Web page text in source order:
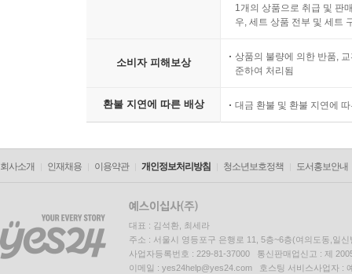
1개의 상품으로 취급 및 판
우, 세트 상품 전부 및 세트
소비자 피해보상
상품의 불량에 의한 반품,
준하여 처리됨
환불 지연에 따른 배상 대금 환불 및 환불 지연에
회사소개 인재채용 이용약관 개인정보처리방침 청소년보호정책 도서홍보안내
대표 : 김석환, 최세라
주소 : 서울시 영등포구 은행로 11, 5층~6층(여의도동,일신
사업자등록번호 : 229-81-37000 통신판매업신고 : 제
이메일 : yes24help@yes24.com 호스팅 서비스사업자 :